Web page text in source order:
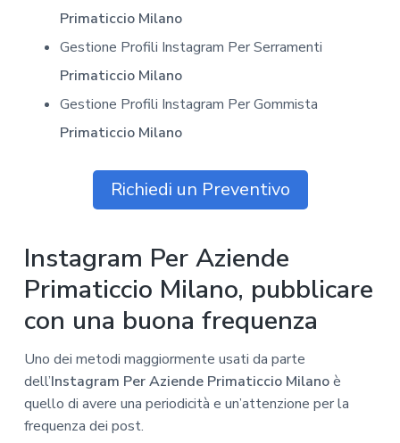
Primaticcio Milano
Gestione Profili Instagram Per Serramenti
Primaticcio Milano
Gestione Profili Instagram Per Gommista
Primaticcio Milano
Richiedi un Preventivo
Instagram Per Aziende
Primaticcio Milano, pubblicare
con una buona frequenza
Uno dei metodi maggiormente usati da parte
dell’Instagram Per Aziende Primaticcio Milanoè
quello di avere una periodicità e un’attenzione per la
frequenza dei post.